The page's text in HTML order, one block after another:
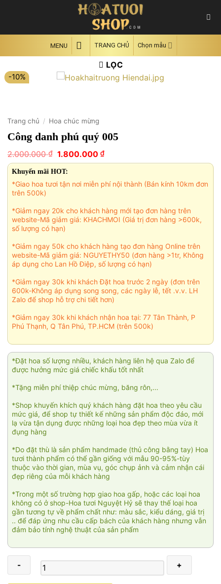
MENU TRANG CHỦ Chọn mẫu
LỌC
-10%
Trang chủ / Hoa chúc mừng
Công danh phú quý 005
2.000.000₫ Giá
gốc
là:
2.000.000 ₫.
1.800.000 ₫Giá
hiện
1.800.000 ₫.
Khuyến mãi HOT:
*Giao hoa tươi tận nơi miễn phí nội thành (Bán kính 10km đơn
trên 500k)
*Giảm ngay 20k cho khách hàng mới tạo đơn hàng trên
website-Mã giảm giá: KHACHMOI (Giá trị đơn hàng >600k,
số lượng có hạn)
*Giảm ngay 50k cho khách hàng tạo đơn hàng Online trên
website-Mã giảm giá: NGUYETHY50 (đơn hàng >1tr, Không
áp dụng cho Lan Hồ Điệp, số lượng có hạn)
*Giảm ngay 30k khi khách Đặt hoa trước 2 ngày (đơn trên
600k-Không áp dụng song song, các ngày lễ, tết .v.v. LH
Zalo để shop hỗ trợ chi tiết hơn)
*Giảm ngay 30k khi khách nhận hoa tại: 77 Tân Thành, P
Phú Thạnh, Q Tân Phú, TP.HCM (trên 500k)
*Đặt hoa số lượng nhiều, khách hàng liên hệ qua Zalo để
được hưởng mức giá chiếc khấu tốt nhất
*Tặng miễn phí thiệp chúc mừng, băng rôn,...
*Shop khuyến khích quý khách hàng đặt hoa theo yêu cầu
mức giá, để shop tự thiết kế những sản phẩm độc đáo, mới
lạ vừa tận dụng được những loại hoa đẹp theo mùa vừa ít
đụng hàng
*Do đặt thù là sản phẩm handmade (thủ công bằng tay) Hoa
tươi thành phẩm có thể gần giống với mẫu 90-95%-tùy
thuộc vào thời gian, mùa vụ, góc chụp ảnh và cảm nhận cái
đẹp riêng của mỗi khách hàng
*Trong một số trường hợp giao hoa gấp, hoặc các loại hoa
không có ở shop-Hoa tươi Nguyệt Hỷ sẽ thay thế loại hoa
gần tương tự về phẩm chất như: màu sắc, kiểu dáng, giá trị
.. để đáp ứng nhu cầu cấp bách của khách hàng nhưng vẫn
đảm bảo tính nghệ thuật của sản phẩm